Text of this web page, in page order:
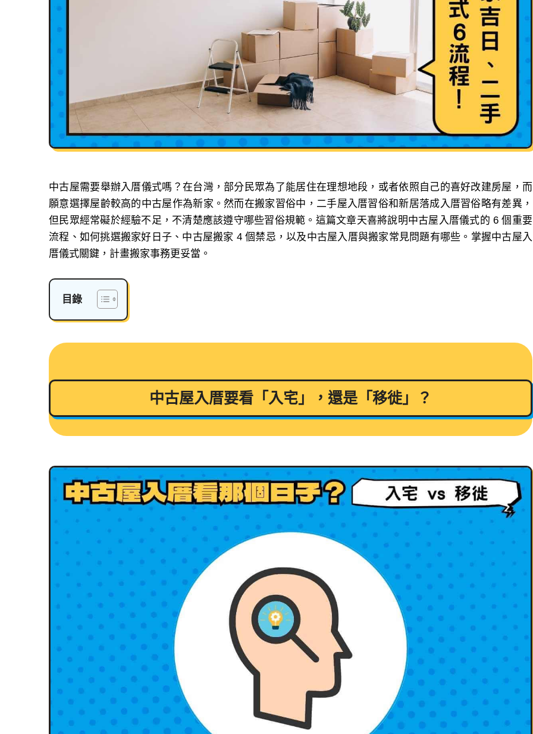
中古屋需要舉辦入厝儀式嗎？在台灣，部分民眾為了能居住在理想地段，或者依照自己的喜好改建房屋，而
願意選擇屋齡較高的中古屋作為新家。然而在搬家習俗中，二手屋入厝習俗和新居落成入厝習俗略有差異，
但民眾經常礙於經驗不足，不清楚應該遵守哪些習俗規範。這篇文章天喜將說明中古屋入厝儀式的 6 個重要
流程、如何挑選搬家好日子、中古屋搬家 4 個禁忌，以及中古屋入厝與搬家常見問題有哪些。掌握中古屋入
厝儀式關鍵，計畫搬家事務更妥當。
目錄
中古屋入厝要看「入宅」，還是「移徙」？